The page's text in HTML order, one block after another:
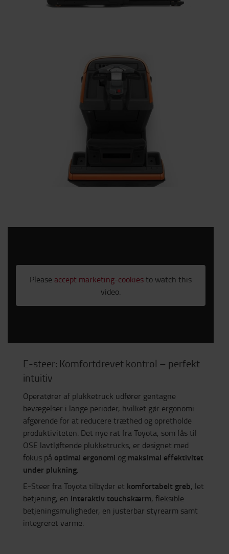
Please accept marketing-cookiesto watch this
video.
E-steer: Komfortdrevet kontrol – perfekt
intuitiv
Operatører af plukketruck udfører gentagne
bevægelser i lange perioder, hvilket gør ergonomi
afgørende for at reducere træthed og opretholde
produktiviteten. Det nye rat fra Toyota, som fås til
OSE lavtløftende plukketrucks, er designet med
fokus på optimal ergonomi og maksimal effektivitet
under plukning.
E-Steer fra Toyota tilbyder et komfortabelt greb, let
betjening, en interaktiv touchskærm, fleksible
betjeningsmuligheder, en justerbar styrearm samt
integreret varme.